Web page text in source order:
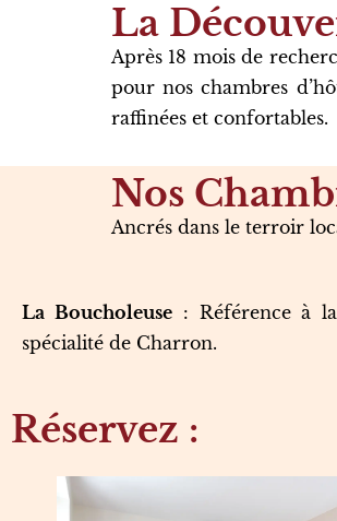
La
Après 18 mois de
pour noschambres
raffinées et confortables.
Nos
Ancrés dans le terroir
La Boucholeuse: Référence à
spécialité de Charron.
Réservez :